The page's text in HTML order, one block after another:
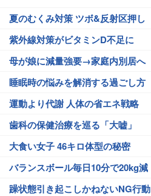
夏のむくみ対策 ツボ&反射区押し
紫外線対策がビタミンD不足に
母が娘に減量強要→家庭内別居へ
睡眠時の悩みを解消する過ごし方
運動より代謝 人体の省エネ戦略
歯科の保健治療を巡る「大嘘」
大食い女子 46キロ体型の秘密
バランスボール毎日10分で20kg減
躁状態引き起こしかねないNG行動